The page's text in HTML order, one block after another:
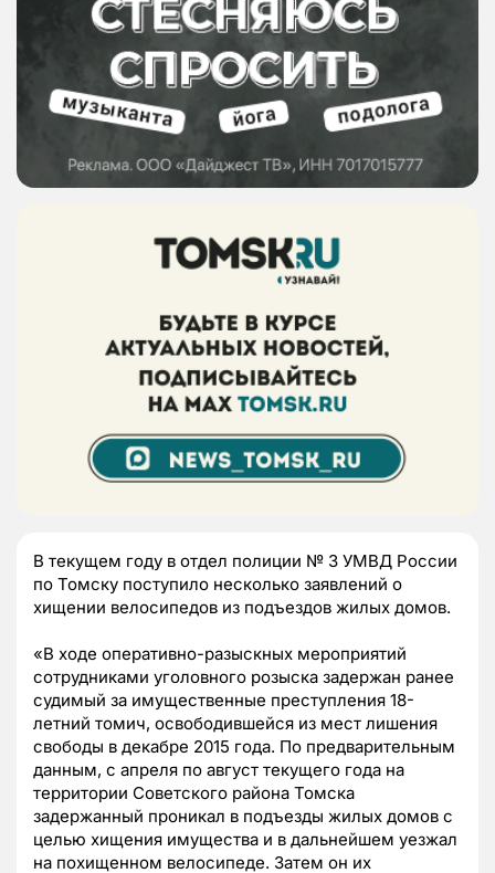
В текущем году в отдел полиции № 3 УМВД России
по Томску поступило несколько заявлений о
хищении велосипедов из подъездов жилых домов.
«В ходе оперативно-разыскных мероприятий
сотрудниками уголовного розыска задержан ранее
судимый за имущественные преступления 18-
летний томич, освободившейся из мест лишения
свободы в декабре 2015 года. По предварительным
данным, с апреля по август текущего года на
территории Советского района Томска
задержанный проникал в подъезды жилых домов с
целью хищения имущества и в дальнейшем уезжал
на похищенном велосипеде. Затем он их